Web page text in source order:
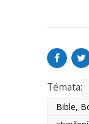
Témata:
Bible,